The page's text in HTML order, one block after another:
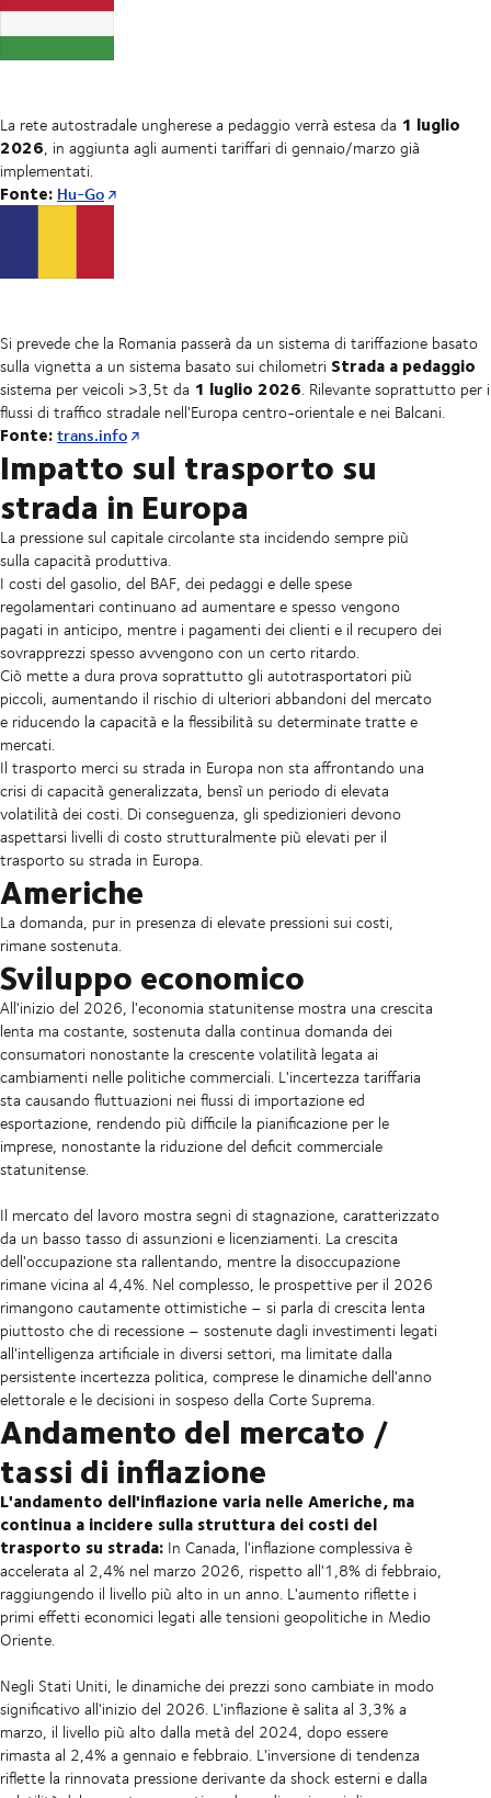
La rete autostradale ungherese a pedaggio verrà estesa da 1 luglio
2026, in aggiunta agli aumenti tariffari di gennaio/marzo già
implementati.
Fonte: Hu-Go
Si prevede che la Romania passerà da un sistema di tariffazione basato
sulla vignetta a un sistema basato sui chilometri Strada a pedaggio
sistema per veicoli >3,5t da 1 luglio 2026. Rilevante soprattutto per i
flussi di traffico stradale nell'Europa centro-orientale e nei Balcani.
Fonte:trans.info
Impatto sul trasporto su
strada in Europa
La pressione sul capitale circolante sta incidendo sempre più
sulla capacità produttiva.
I costi del gasolio, del BAF, dei pedaggi e delle spese
regolamentari continuano ad aumentare e spesso vengono
pagati in anticipo, mentre i pagamenti dei clienti e il recupero dei
sovrapprezzi spesso avvengono con un certo ritardo.
Ciò mette a dura prova soprattutto gli autotrasportatori più
piccoli, aumentando il rischio di ulteriori abbandoni del mercato
e riducendo la capacità e la flessibilità su determinate tratte e
mercati.
Il trasporto merci su strada in Europa non sta affrontando una
crisi di capacità generalizzata, bensì un periodo di elevata
volatilità dei costi. Di conseguenza, gli spedizionieri devono
aspettarsi livelli di costo strutturalmente più elevati per il
trasporto su strada in Europa.
Americhe
La domanda, pur in presenza di elevate pressioni sui costi,
rimane sostenuta.
Sviluppo economico
All'inizio del 2026, l'economia statunitense mostra una crescita
lenta ma costante, sostenuta dalla continua domanda dei
consumatori nonostante la crescente volatilità legata ai
cambiamenti nelle politiche commerciali. L'incertezza tariffaria
sta causando fluttuazioni nei flussi di importazione ed
esportazione, rendendo più difficile la pianificazione per le
imprese, nonostante la riduzione del deficit commerciale
statunitense.
Il mercato del lavoro mostra segni di stagnazione, caratterizzato
da un basso tasso di assunzioni e licenziamenti. La crescita
dell'occupazione sta rallentando, mentre la disoccupazione
rimane vicina al 4,4%. Nel complesso, le prospettive per il 2026
rimangono cautamente ottimistiche – si parla di crescita lenta
piuttosto che di recessione – sostenute dagli investimenti legati
all'intelligenza artificiale in diversi settori, ma limitate dalla
persistente incertezza politica, comprese le dinamiche dell'anno
elettorale e le decisioni in sospeso della Corte Suprema.
Andamento del mercato /
tassi di inflazione
L'andamento dell'inflazione varia nelle Americhe, ma
continua a incidere sulla struttura dei costi del
trasporto su strada: In Canada, l'inflazione complessiva è
accelerata al 2,4% nel marzo 2026, rispetto all'1,8% di febbraio,
raggiungendo il livello più alto in un anno. L'aumento riflette i
primi effetti economici legati alle tensioni geopolitiche in Medio
Oriente.
Negli Stati Uniti, le dinamiche dei prezzi sono cambiate in modo
significativo all'inizio del 2026. L'inflazione è salita al 3,3% a
marzo, il livello più alto dalla metà del 2024, dopo essere
rimasta al 2,4% a gennaio e febbraio. L'inversione di tendenza
riflette la rinnovata pressione derivante da shock esterni e dalla